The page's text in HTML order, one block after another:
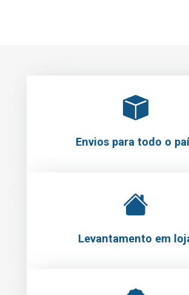
Envios para todo o
Levantamento em